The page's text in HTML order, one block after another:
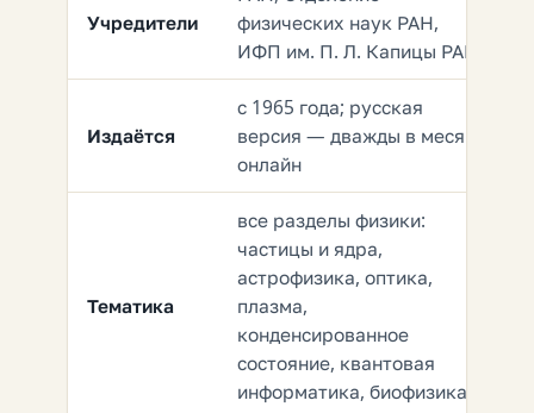
Учредители
физических наук РАН,
ИФП им. П. Л. Капицы РАН
Издаётся
с 1965 года; русская
версия — дважды в месяц
онлайн
Тематика
все разделы физики:
частицы и ядра,
астрофизика, оптика,
плазма,
конденсированное
состояние, квантовая
информатика, биофизика